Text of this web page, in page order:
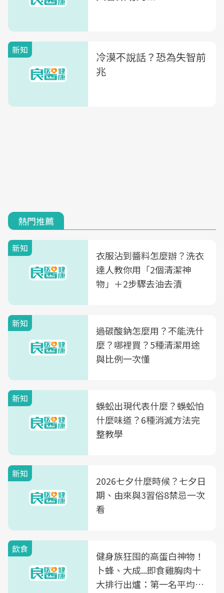
新知
冷漠不說話？恐為失智前
兆
熱門推薦
新知
衣服沾到醬料怎麼辦？洗衣
達人教你用「2個清潔神
物」＋2步驟去油去漬
新知
過碳酸鈉怎麼用？不能洗什
麼？哪裡買？5種清潔用途
與比例一次懂
新知
蜈蚣出現代表什麼？蜈蚣怕
什麼味道？6種消滅方法完
整教學
新知
2026七夕什麼時候？七夕日
期、由來與3習俗8禁忌一次
看
飲食
健身族狂囤的高蛋白神物！
卜蜂、大成...即食雞胸肉十
大排行出爐：第一名平均一